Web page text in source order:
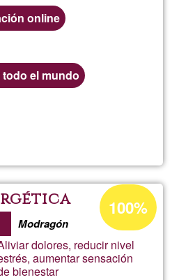
online
el mundo
Modragón
dolores, reducir nivel
aumentar sensación
bienestar
Percentatge
d'acceptació
de
G1
100%